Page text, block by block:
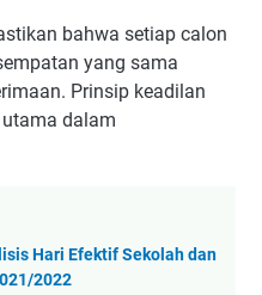
bahwa setiap calon
yang sama
Prinsip keadilan
dalam
Hari Efektif Sekolah dan
2022